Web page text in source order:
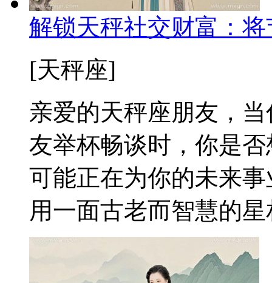
解锁天秤社交财富：
[天秤座]
亲爱的天秤座朋友，
友举杯畅谈时，你是
可能正在为你的未来
用一面古老而智慧的